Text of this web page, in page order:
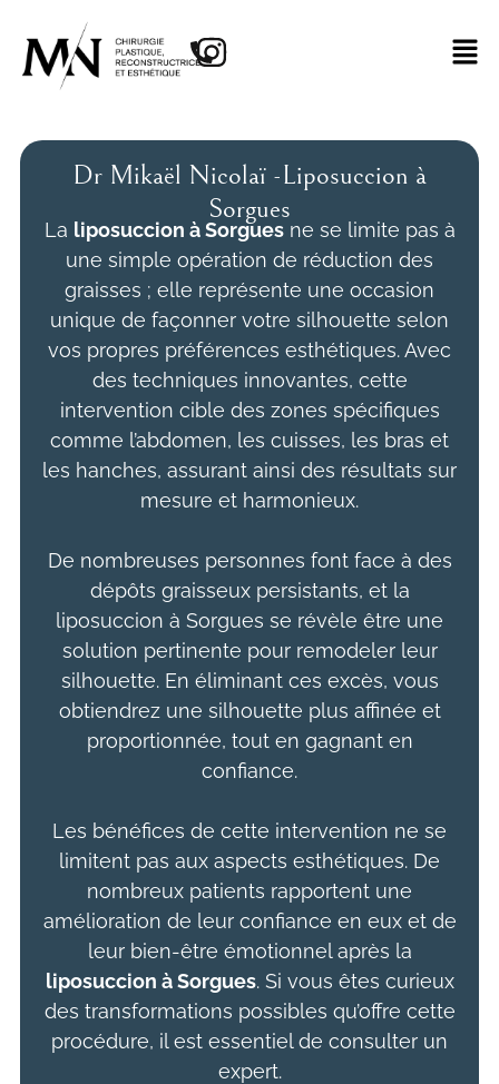
Dr Mikaël Nicolaï -Liposuccion à
Sorgues
La liposuccion à Sorguesne se limite pas à
une simple opération de réduction des
graisses ; elle représente une occasion
unique de façonner votre silhouette selon
vos propres préférences esthétiques. Avec
des techniques innovantes, cette
intervention cible des zones spécifiques
comme l’abdomen, les cuisses, les bras et
les hanches, assurant ainsi des résultats sur
mesure et harmonieux.
De nombreuses personnes font face à des
dépôts graisseux persistants, et la
liposuccion à Sorgues se révèle être une
solution pertinente pour remodeler leur
silhouette. En éliminant ces excès, vous
obtiendrez une silhouette plus affinée et
proportionnée, tout en gagnant en
confiance.
Les bénéfices de cette intervention ne se
limitent pas aux aspects esthétiques. De
nombreux patients rapportent une
amélioration de leur confiance en eux et de
leur bien-être émotionnel après la
liposuccion à Sorgues. Si vous êtes curieux
des transformations possibles qu’offre cette
procédure, il est essentiel de consulter un
expert.